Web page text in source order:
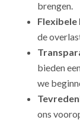
brengen.
Flexibele
de
bieden
we
ons